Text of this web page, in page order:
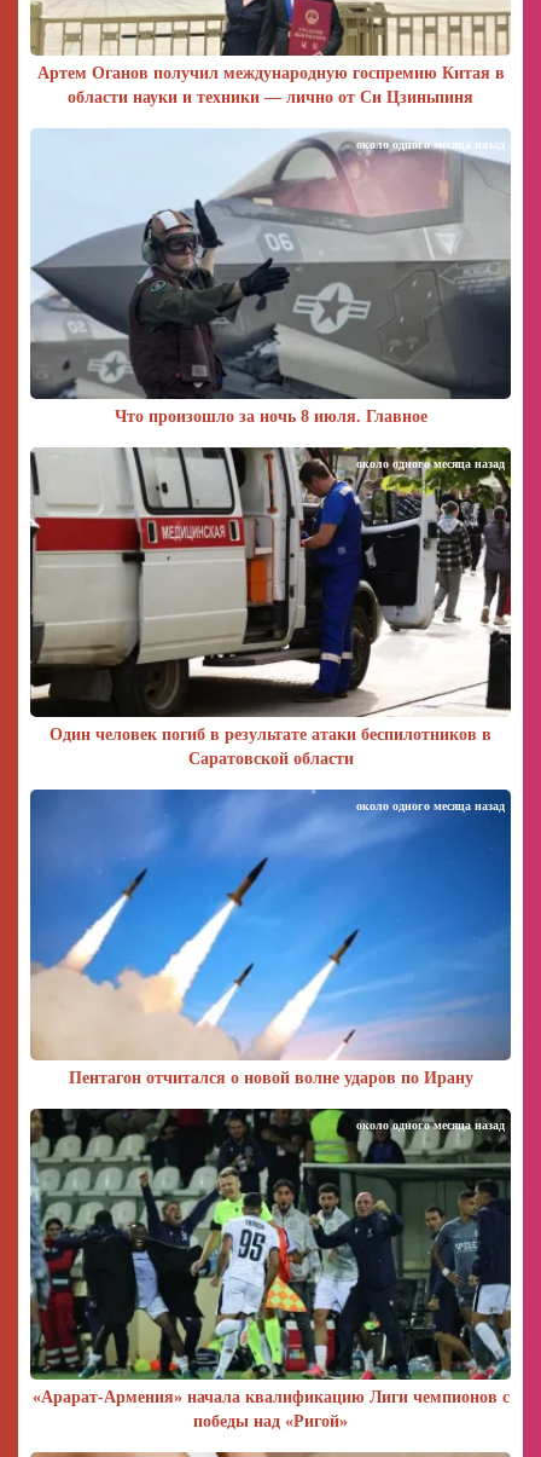
Артем Оганов получил международную госпремию Китая в
области науки и техники — лично от Си Цзиньпиня
Что произошло за ночь 8 июля. Главное
около одного месяца назад
Один человек погиб в результате атаки беспилотников в
Саратовской области
около одного месяца назад
Пентагон отчитался о новой волне ударов по Ирану
около одного месяца назад
«Арарат‑Армения» начала квалификацию Лиги чемпионов с
победы над «Ригой»
около одного месяца назад